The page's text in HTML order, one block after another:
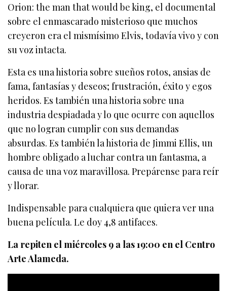
Orion: the man that would be king, el documental
sobre el enmascarado misterioso que muchos
creyeron era el mismísimo Elvis, todavía vivo y con
su voz intacta.
Esta es una historia sobre sueños rotos, ansias de
fama, fantasías y deseos; frustración, éxito y egos
heridos. Es también una historia sobre una
industria despiadada y lo que ocurre con aquellos
que no logran cumplir con sus demandas
absurdas. Es también la historia de Jimmi Ellis, un
hombre obligado a luchar contra un fantasma, a
causa de una voz maravillosa. Prepárense para reír
y llorar.
Indispensable para cualquiera que quiera ver una
buena película. Le doy 4,8 antifaces.
La repiten el miércoles 9 a las 19:00 en el Centro
Arte Alameda.